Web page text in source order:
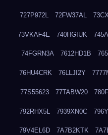
727P972L 72FW37AL
73VKAF4E 740HGIUK
74FGRN3A 7612HD1B
76HU4CRK 76LLJI2Y
77S55623 77TABW20
792RHX5L 7939XN0C
79V4EL6D 7A7B2KTK